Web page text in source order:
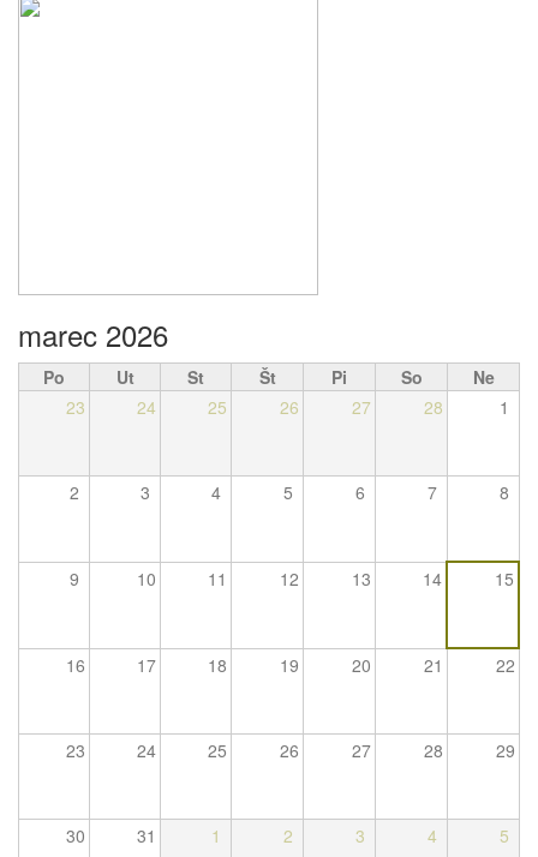
marec 2026
Po Ut St Št Pi So
Ne
23
24 25 26 27 28 1
2 3 4 5 6 7 8
9 10 11 12 13 14 15
16 17 18 19 20 21 22
23 24 25 26 27 28 29
30 31 1 2 3 4 5